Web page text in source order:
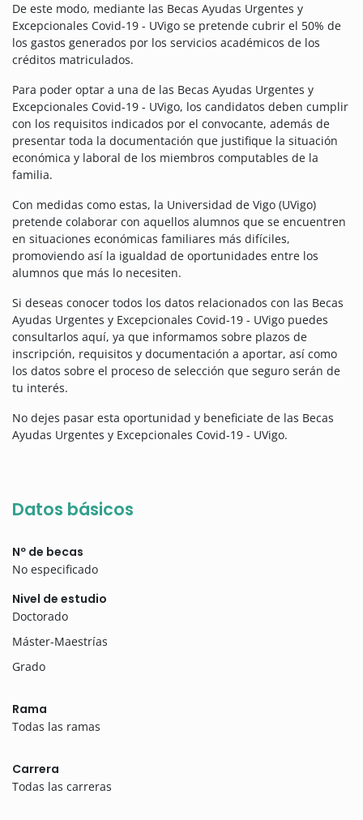
De este modo, mediante las Becas Ayudas Urgentes y
Excepcionales Covid-19 - UVigo se pretende cubrir el 50% de
los gastos generados por los servicios académicos de los
créditos matriculados.
Para poder optar a una de las Becas Ayudas Urgentes y
Excepcionales Covid-19 - UVigo, los candidatos deben cumplir
con los requisitos indicados por el convocante, además de
presentar toda la documentación que justifique la situación
económica y laboral de los miembros computables de la
familia.
Con medidas como estas, la Universidad de Vigo (UVigo)
pretende colaborar con aquellos alumnos que se encuentren
en situaciones económicas familiares más difíciles,
promoviendo así la igualdad de oportunidades entre los
alumnos que más lo necesiten.
Si deseas conocer todos los datos relacionados con las Becas
Ayudas Urgentes y Excepcionales Covid-19 - UVigo puedes
consultarlos aquí, ya que informamos sobre plazos de
inscripción, requisitos y documentación a aportar, así como
los datos sobre el proceso de selección que seguro serán de
tu interés.
No dejes pasar esta oportunidad y beneficiate de las Becas
Ayudas Urgentes y Excepcionales Covid-19 - UVigo.
Datos básicos
Nº de becas
No especificado
Nivel de estudio
Doctorado
Máster-Maestrías
Grado
Rama
Todas las ramas
Carrera
Todas las carreras